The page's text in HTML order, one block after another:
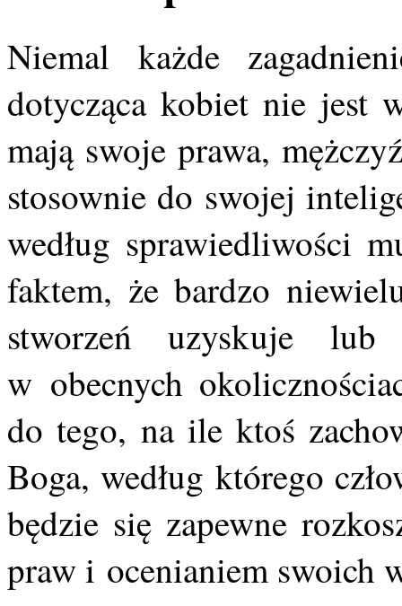
Niemal każde
dotycząca kobiet nie jest
mają swoje prawa,
stosownie do swojej
według sprawiedliwości
faktem, że bardzo
stworzeń uzyskuje
w obecnych
do tego, na ile ktoś
Boga, według którego
będzie się zapewne
praw i ocenianiem swoich